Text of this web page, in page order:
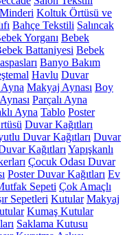
Koltuk Örtüsü ve
Bahçe Tekstili Salıncak
Yorganı Bebek
Battaniyesi Bebek
Banyo Bakım
Havlu Duvar
Makyaj Aynası Boy
Parçalı Ayna
Ayna Tablo Poster
Duvar Kağıtları
Duvar Kağıtları Duvar
Kağıtları Yapışkanlı
Çocuk Odası Duvar
Poster Duvar Kağıtları Ev
Sepeti Çok Amaçlı
Sepetleri Kutular Makyaj
Kumaş Kutular
Saklama Kutusu